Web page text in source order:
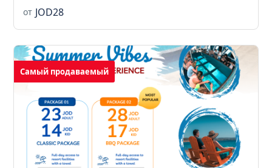
от JOD28
Самый продаваемый